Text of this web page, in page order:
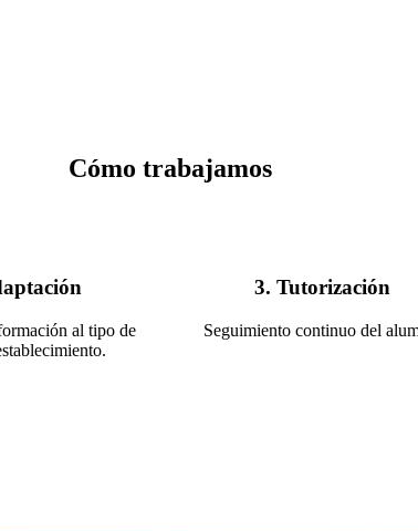
Cómo trabajamos
al tipo de
3. Tutorización
Seguimiento continuo del